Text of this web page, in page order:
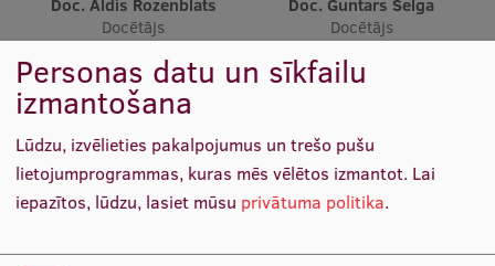
Ētikas un līdztiesības mācības
Atvērtā universitāte
Sagatavošanas kursi
Profesionālās pilnveides kursi
ESF kvalifikācijas celšanas kursi
Doc. Aldis Rozenblats
Docētājs
Doc. Guntars Selga
Docētājs
Personas datu un sīkfailu
izmantošana
Lūdzu, izvēlieties pakalpojumus un trešo pušu
lietojumprogrammas, kuras mēs vēlētos izmantot. Lai
iepazītos, lūdzu, lasiet mūsu privātuma politika.